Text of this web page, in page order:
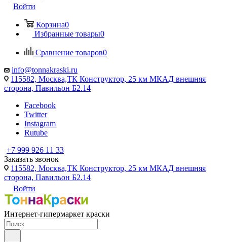
Войти
Корзина0
Избранные товары0
Сравнение товаров0
info@tonnakraski.ru
115582, Москва,ТК Конструктор, 25 км МКАД внешняя
сторона, Павильон Б2.14
Facebook
Twitter
Instagram
Rutube
+7 999 926 11 33
Заказать звонок
115582, Москва,ТК Конструктор, 25 км МКАД внешняя
сторона, Павильон Б2.14
Войти
Интернет-гипермаркет краски